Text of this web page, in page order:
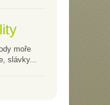
moře
slávky...